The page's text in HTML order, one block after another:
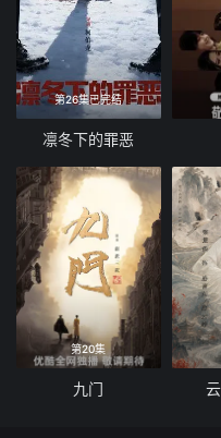
第26集已完结
凛冬下的罪恶
第20集
九门